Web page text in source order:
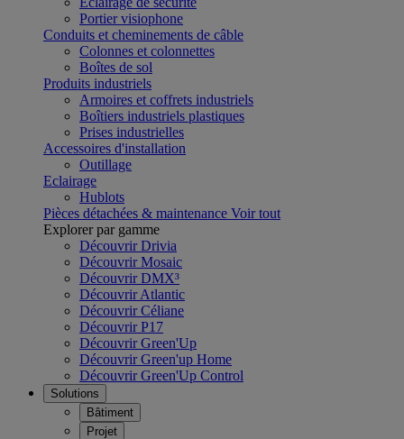
Portier visiophone
Conduits et cheminements de câble
Colonnes et colonnettes
Boîtes de sol
Produits industriels
Armoires et coffrets industriels
Boîtiers industriels plastiques
Prises industrielles
Accessoires d'installation
Outillage
Eclairage
Hublots
Pièces détachées & maintenance Voir tout
Explorer par gamme
Découvrir Drivia
Découvrir Mosaic
Découvrir DMX³
Découvrir Atlantic
Découvrir Céliane
Découvrir P17
Découvrir Green'Up
Découvrir Green'up Home
Découvrir Green'Up Control
Solutions
Bâtiment
Projet